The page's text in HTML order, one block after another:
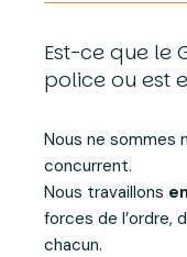
Est-ce que le
police ou est
Nous ne sommes
concurrent.
Nous travaillons
forces de l’ordre,
chacun.